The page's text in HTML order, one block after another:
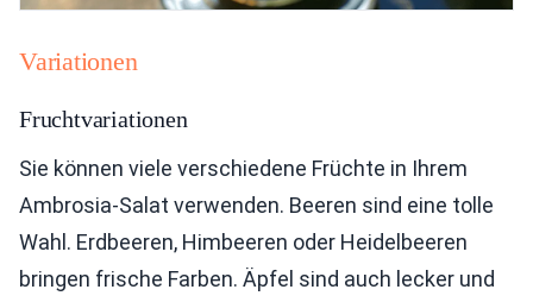
Variationen
Fruchtvariationen
Sie können viele verschiedene Früchte in Ihrem
Ambrosia-Salat verwenden. Beeren sind eine tolle
Wahl. Erdbeeren, Himbeeren oder Heidelbeeren
bringen frische Farben. Äpfel sind auch lecker und